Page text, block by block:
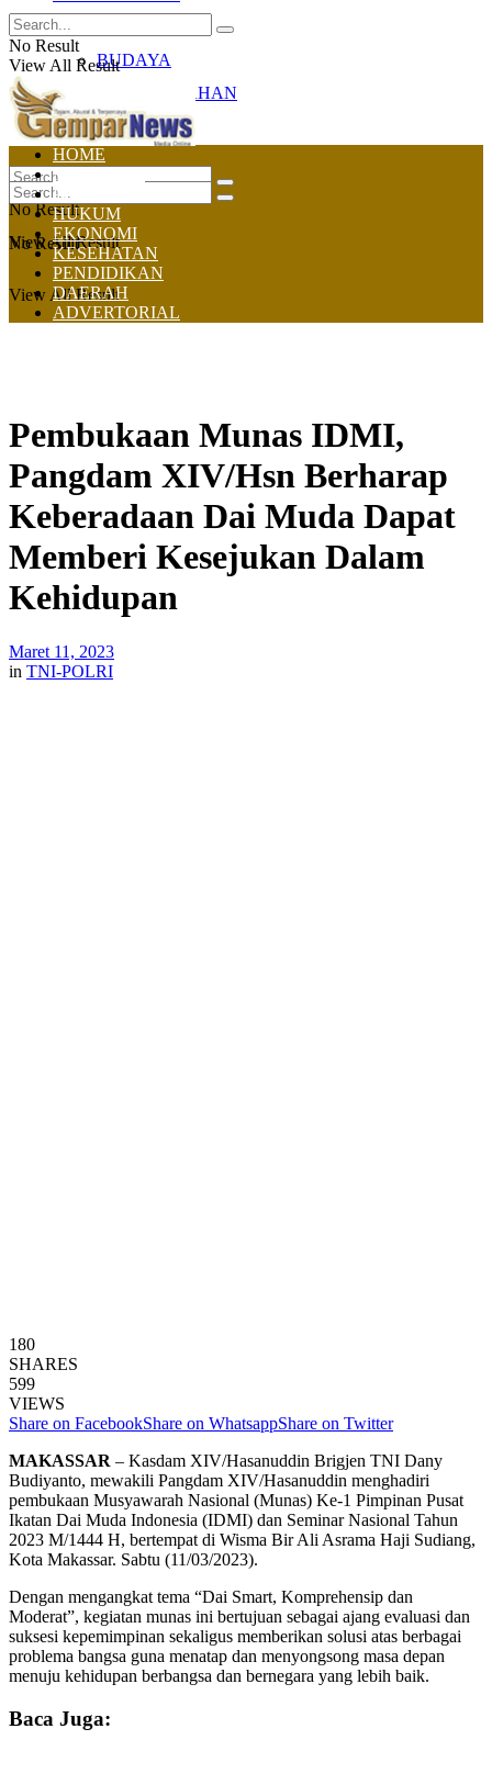
BUDAYA
PEMERINTAHAN
TNI-POLRI
No Result
View All Result
No Result
View All Result
No Result
View All Result
HOME
NASIONAL
POLITIK
HUKUM
EKONOMI
KESEHATAN
PENDIDIKAN
DAERAH
ADVERTORIAL
Pembukaan Munas IDMI,
Pangdam XIV/Hsn Berharap
Keberadaan Dai Muda Dapat
Memberi Kesejukan Dalam
Kehidupan
Maret 11, 2023
in TNI-POLRI
180
SHARES
599
VIEWS
Share on FacebookShare on WhatsappShare on Twitter
MAKASSAR – Kasdam XIV/Hasanuddin Brigjen TNI Dany
Budiyanto, mewakili Pangdam XIV/Hasanuddin menghadiri
pembukaan Musyawarah Nasional (Munas) Ke-1 Pimpinan Pusat
Ikatan Dai Muda Indonesia (IDMI) dan Seminar Nasional Tahun
2023 M/1444 H, bertempat di Wisma Bir Ali Asrama Haji Sudiang,
Kota Makassar. Sabtu (11/03/2023).
Dengan mengangkat tema “Dai Smart, Komprehensip dan
Moderat”, kegiatan munas ini bertujuan sebagai ajang evaluasi dan
suksesi kepemimpinan sekaligus memberikan solusi atas berbagai
problema bangsa guna menatap dan menyongsong masa depan
menuju kehidupan berbangsa dan bernegara yang lebih baik.
Baca Juga: